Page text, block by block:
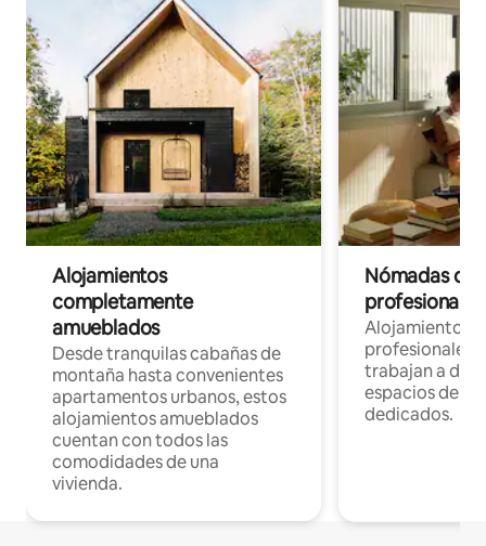
Alojamientos
completamente
amueblados
Desde tranquilas cabañas de
montaña hasta convenientes
apartamentos urbanos, estos
alojamientos amueblados
cuentan con todos las
comodidades de una
vivienda.
Nómadas
Alojamientos
profesionales
trabajan a
espacios de
dedicados.